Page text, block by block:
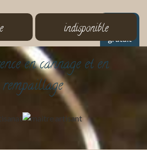
Devis
gratuit
indisponible
en cannage et en
rempaillage